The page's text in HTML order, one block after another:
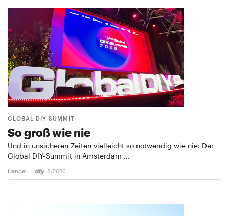
GLOBAL DIY-SUMMIT
So groß wie nie
Und in unsicheren Zeiten vielleicht so notwendig wie nie: Der
Global DIY-Summit in Amsterdam …
Handel 8/2026